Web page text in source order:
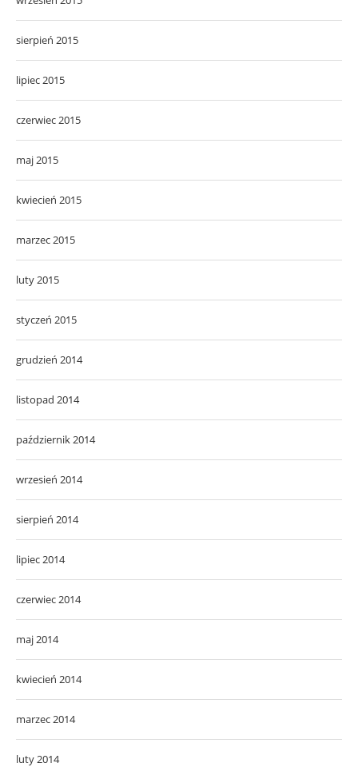
sierpień 2015
lipiec 2015
czerwiec 2015
maj 2015
kwiecień 2015
marzec 2015
luty 2015
styczeń 2015
grudzień 2014
listopad 2014
październik 2014
wrzesień 2014
sierpień 2014
lipiec 2014
czerwiec 2014
maj 2014
kwiecień 2014
marzec 2014
luty 2014